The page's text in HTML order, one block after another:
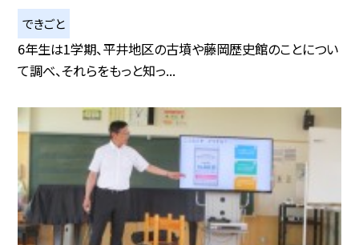
できごと
6年生は1学期、平井地区の古墳や藤岡歴史館のことについ
て調べ、それらをもっと知っ...